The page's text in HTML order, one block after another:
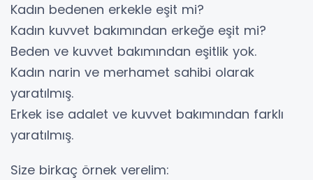
Kadın bedenen erkekle eşit mi?
Kadın kuvvet bakımından erkeğe eşit mi?
Beden ve kuvvet bakımından eşitlik yok.
Kadın narin ve merhamet sahibi olarak
yaratılmış.
Erkek ise adalet ve kuvvet bakımından farklı
yaratılmış.
Size birkaç örnek verelim: